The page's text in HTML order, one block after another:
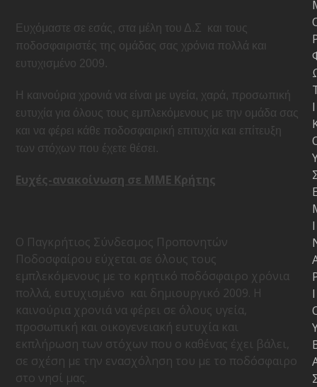
Ευχόμαστε σε εσάς, στα μέλη του Δ.Σ
και τους
ποδοσφαιριστές της ομάδας σας χρόνια πολλά και
ευτυχισμένο 2009.
Η καινούρια χρονιά να είναι με υγεία, χαρά, προσωπική
ευτυχία για όλους τους εμπλεκόμενους με την ομάδα σας
και να φέρει κάθε ποδοσφαιρική επιτυχία και επίτευξη
των στόχων που έχετε θέσει.
Ευχές-ανακοίνωση σε ΜΜΕ Κρήτης
Ο Παγκρήτιος Σύνδεσμος Προπονητών
Ποδοσφαίρου εύχεται σε όλους τους
εμπλεκόμενους με το κρητικό ποδόσφαιρο χρόνια
πολλά, ευτυχισμένο και δημιουργικό 2009. Η
καινούρια χρονιά να φέρει σε όλους υγεία,
προσωπική και οικογενειακή ευτυχία και
εκπλήρωση των στόχων που ο καθένας έχει βάλει,
σε σχέση με την ενασχόληση του με το ποδόσφαιρο
στο νησί μας.
Ι
Ι
Ι